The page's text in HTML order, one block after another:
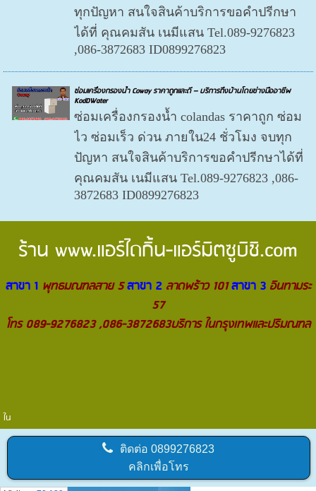
ทุกปัญหา สนใจสินค้าบริการขอคำปรีกษา
ได้ที่ คุณคมสัน เนมีแสน Tel.089-9276823
,086-3872683 ID0899276823
ซ่อมเครื่องกรองน้ำ Coway ราคาถูกและดี – บริการถึงบ้านโดยช่างมืออาชีพ
KodDWater
ซ่อมเครื่องกรองน้ำ colandas ราคาถูก ซ่อม
ไว ซ่อมเร็ว ด่วน ภายใน24 ชั่วโมง จบทุก
ปัญหา สนใจสินค้าบริการขอคำปรีกษาได้ที่
คุณคมสัน เนมีแสน Tel.089-9276823 ,086-
3872683 ID0899276823
ร้าน www.แอร์ไดกิ้น-แอร์มิตซูบิชิ.com
สาขา 1พุทธมณฑลสาย 5 สาขา 2ลาดพร้าว 101 สาขา 3 อินทามระ
57
โทร 089-9276823 ,086-3872683บริการ ในกรุงเทพและปริมณฑล
ใน
ติดต่อ0899276823
คลิกเพื่อโทร